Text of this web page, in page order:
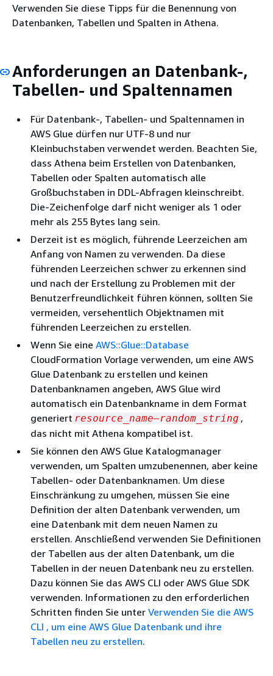
Verwenden Sie diese Tipps für die Benennung von
Datenbanken, Tabellen und Spalten in Athena.
Anforderungen an Datenbank-,
Tabellen- und Spaltennamen
Für Datenbank-, Tabellen- und Spaltennamen in
AWS Glue dürfen nur UTF-8 und nur
Kleinbuchstaben verwendet werden. Beachten Sie,
dass Athena beim Erstellen von Datenbanken,
Tabellen oder Spalten automatisch alle
Großbuchstaben in DDL-Abfragen kleinschreibt.
Die-Zeichenfolge darf nicht weniger als 1 oder
mehr als 255 Bytes lang sein.
Derzeit ist es möglich, führende Leerzeichen am
Anfang von Namen zu verwenden. Da diese
führenden Leerzeichen schwer zu erkennen sind
und nach der Erstellung zu Problemen mit der
Benutzerfreundlichkeit führen können, sollten Sie
vermeiden, versehentlich Objektnamen mit
führenden Leerzeichen zu erstellen.
Wenn Sie eine AWS::Glue::Database
CloudFormation Vorlage verwenden, um eine AWS
Glue Datenbank zu erstellen und keinen
Datenbanknamen angeben, AWS Glue wird
automatisch ein Datenbankname in dem Format
generiert resource_name–random_string ,
das nicht mit Athena kompatibel ist.
Sie können den AWS Glue Katalogmanager
verwenden, um Spalten umzubenennen, aber keine
Tabellen- oder Datenbanknamen. Um diese
Einschränkung zu umgehen, müssen Sie eine
Definition der alten Datenbank verwenden, um
eine Datenbank mit dem neuen Namen zu
erstellen. Anschließend verwenden Sie Definitionen
der Tabellen aus der alten Datenbank, um die
Tabellen in der neuen Datenbank neu zu erstellen.
Dazu können Sie das AWS CLI oder AWS Glue SDK
verwenden. Informationen zu den erforderlichen
Schritten finden Sie unter Verwenden Sie die AWS
CLI , um eine AWS Glue Datenbank und ihre
Tabellen neu zu erstellen.